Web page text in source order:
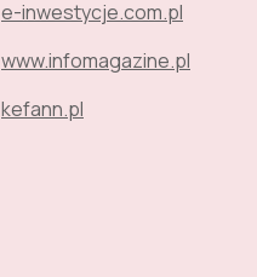
e-inwestycje.com.pl
www.infomagazine.pl
kefann.pl